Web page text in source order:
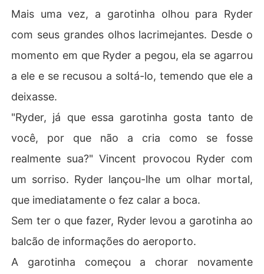
Mais uma vez, a garotinha olhou para Ryder
com seus grandes olhos lacrimejantes. Desde o
momento em que Ryder a pegou, ela se agarrou
a ele e se recusou a soltá-lo, temendo que ele a
deixasse.
"Ryder, já que essa garotinha gosta tanto de
você, por que não a cria como se fosse
realmente sua?" Vincent provocou Ryder com
um sorriso. Ryder lançou-lhe um olhar mortal,
que imediatamente o fez calar a boca.
Sem ter o que fazer, Ryder levou a garotinha ao
balcão de informações do aeroporto.
A garotinha começou a chorar novamente